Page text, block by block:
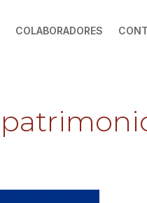
COLABORADORES